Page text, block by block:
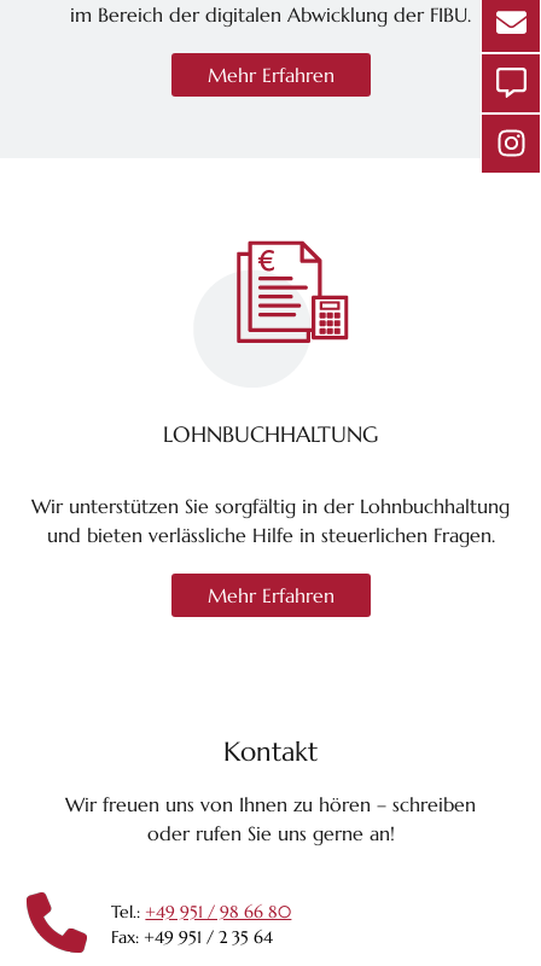
im Bereich der digitalen Abwicklung der FIBU.
Mehr Erfahren
LOHNBUCHHALTUNG
Wir unterstützen Sie sorgfältig in der Lohnbuchhaltung
und bieten verlässliche Hilfe in steuerlichen Fragen.
Mehr Erfahren
Kontakt
Wir freuen uns von Ihnen zu hören – schreiben
oder rufen Sie uns gerne an!
Tel.: +49 951 / 98 66 80
Fax: +49 951 / 2 35 64